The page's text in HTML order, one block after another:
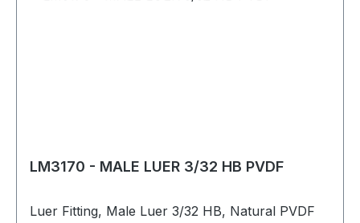
LM3170 - MALE LUER 3/32 HB PVDF
Luer Fitting, Male Luer 3/32 HB, Natural PVDF